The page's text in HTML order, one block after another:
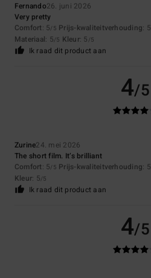
Fernando26. juni 2026
Very pretty
Comfort: 5/5 Prijs-kwaliteitverhouding: 5
Materiaal: 5/5 Kleur: 5 /5
Ik raad dit product aan
4/5
Zurine24. mei 2026
The short film. It’s brilliant
Comfort: 5/5 Prijs-kwaliteitverhouding: 5
Kleur: 5/5
Ik raad dit product aan
4/5